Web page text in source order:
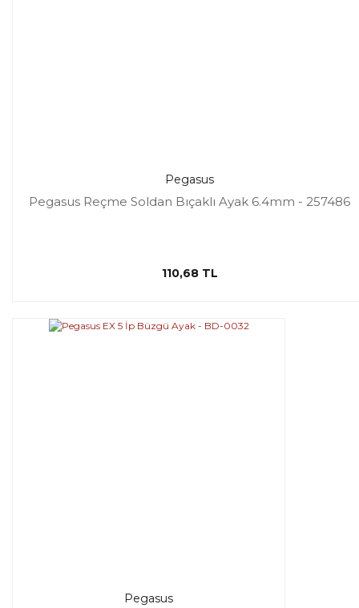
Pegasus
Pegasus Reçme Soldan Bıçaklı Ayak 6.4mm - 257486
110,68 TL
Pegasus